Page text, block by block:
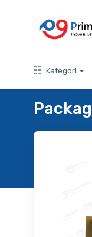
Kategori